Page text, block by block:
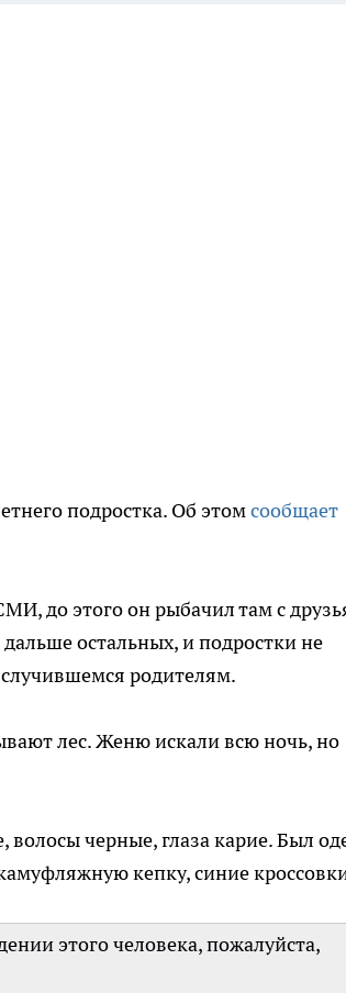
подростка. Об этомсообщает
до этого он рыбачил там с
остальных, и подростки не
родителям.
лес. Женю искали всю ночь, но
черные, глаза карие. Был
кепку, синие
этого человека, пожалуйста,